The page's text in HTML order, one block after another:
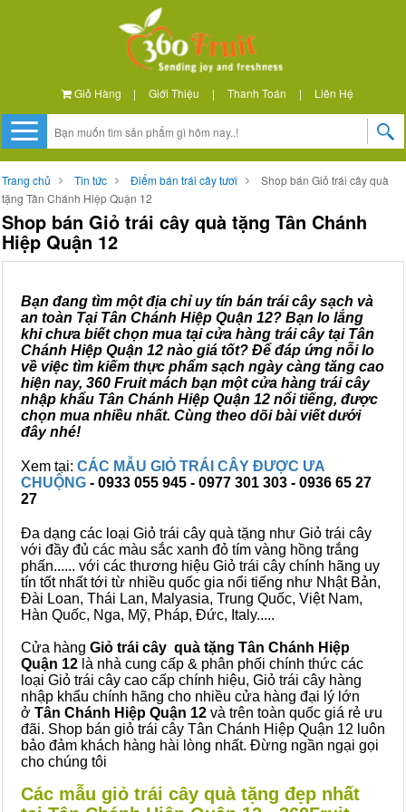
Giỏ Hàng | Giới Thiệu | Thanh Toán | Liên Hệ
Trang chủ Tin tức Điểm bán trái cây tươi
Shop bán Giỏ trái cây quà
tặng Tân Chánh Hiệp Quận 12
Shop bán Giỏ trái cây quà tặng Tân Chánh
Hiệp Quận 12
Bạn đang tìm một địa chỉ uy tín bán trái cây sạch và
an toàn Tại Tân Chánh Hiệp Quận 12? Bạn lo lắng
khi chưa biết chọn mua tại cửa hàng trái cây tại Tân
Chánh Hiệp Quận 12 nào giá tốt? Để đáp ứng nỗi lo
về việc tìm kiếm thực phẩm sạch ngày càng tăng cao
hiện nay, 360 Fruit mách bạn một cửa hàng trái cây
nhập khẩu Tân Chánh Hiệp Quận 12 nổi tiếng, được
chọn mua nhiều nhất. Cùng theo dõi bài viết dưới
đây nhé!
Xem tại: CÁC MẪU GIỎ TRÁI CÂY ĐƯỢC ƯA
CHUỘNG - 0933 055 945 - 0977 301 303 - 0936 65 27
27
Đa dạng các loại Giỏ trái cây quà tặng như Giỏ trái cây
với đầy đủ các màu sắc xanh đỏ tím vàng hồng trắng
phấn...... với các thương hiệu Giỏ trái cây chính hãng uy
tín tốt nhất tới từ nhiều quốc gia nổi tiếng như Nhật Bản,
Đài Loan, Thái Lan, Malyasia, Trung Quốc, Việt Nam,
Hàn Quốc, Nga, Mỹ, Pháp, Đức, Italy.....
Cửa hàng Giỏ trái cây quà tặng Tân Chánh Hiệp
Quận 12 là nhà cung cấp & phân phối chính thức các
loại Giỏ trái cây cao cấp chính hiệu, Giỏ trái cây hàng
nhập khẩu chính hãng cho nhiều cửa hàng đại lý lớn
ở Tân Chánh Hiệp Quận 12 và trên toàn quốc giá rẻ ưu
đãi. Shop bán giỏ trái cây Tân Chánh Hiệp Quận 12 luôn
bảo đảm khách hàng hài lòng nhất. Đừng ngần ngại gọi
cho chúng tôi
Các mẫu giỏ trái cây quà tặng đẹp nhất